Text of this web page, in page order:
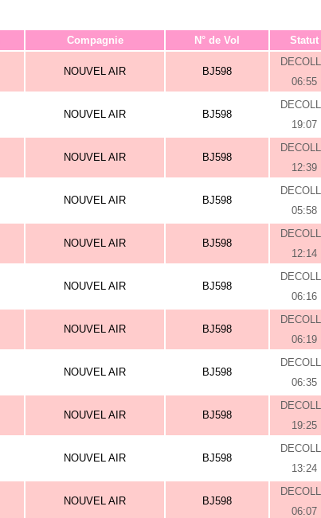
Compagnie N° de Vol Statut
NOUVEL AIR BJ598
06:55
NOUVEL AIR BJ598
19:07
NOUVEL AIR BJ598
12:39
NOUVEL AIR BJ598
05:58
NOUVEL AIR BJ598
12:14
NOUVEL AIR BJ598
06:16
NOUVEL AIR BJ598
06:19
NOUVEL AIR BJ598
06:35
NOUVEL AIR BJ598
19:25
NOUVEL AIR BJ598
13:24
NOUVEL AIR BJ598
06:07